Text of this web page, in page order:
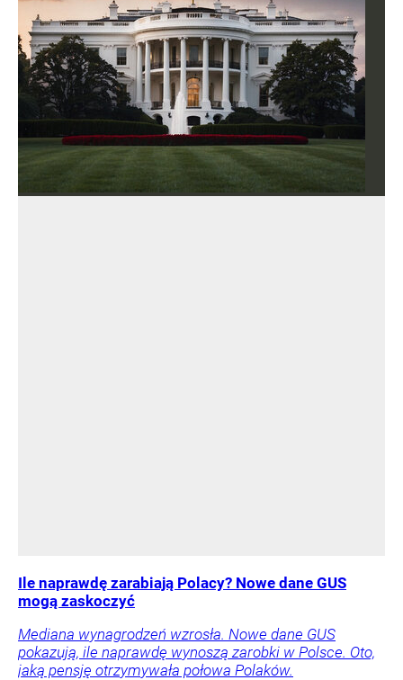
Ile naprawdę zarabiają Polacy? Nowe dane GUS
mogą zaskoczyć
Mediana wynagrodzeń wzrosła. Nowe dane GUS
pokazują, ile naprawdę wynoszą zarobki w Polsce. Oto,
jaką pensję otrzymywała połowa Polaków.